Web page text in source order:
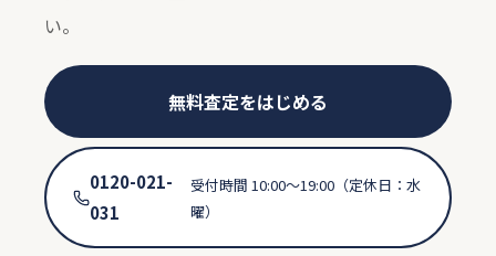
い。
無料査定をはじめる
0120-021-
031
受付時間 10:00〜19:00（定休日：水
曜）